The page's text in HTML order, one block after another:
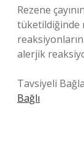
Rezene
tüketildiğinde
alerjik
Tavsiyeli
Bağlı